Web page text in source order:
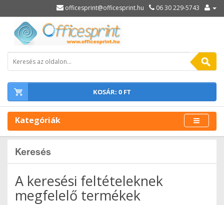
officesprint@officesprint.hu 06 30 229-5743
KOSÁR: 0 FT
Kategóriák
Keresés
A keresési feltételeknek
megfelelő termékek